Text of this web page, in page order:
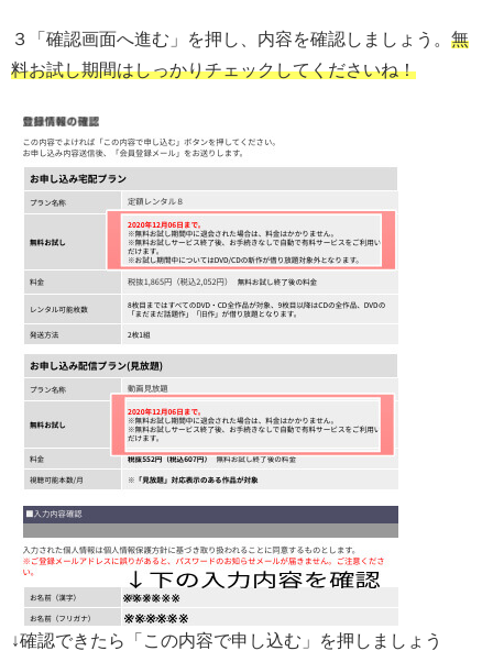
３「確認画面へ進む」を押し、内容を確認しましょう。 無
料お試し期間はしっかりチェックしてくださいね！
↓確認できたら「この内容で申し込む」を押しましょう